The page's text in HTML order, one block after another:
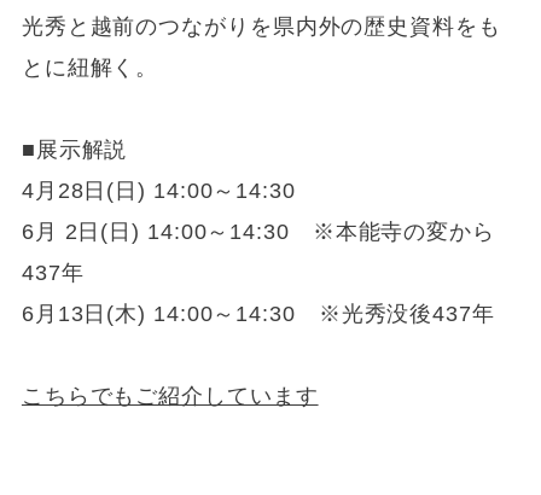
光秀と越前のつながりを県内外の歴史資料をも
とに紐解く。
■展示解説
4月28日(日) 14:00～14:30
6月 2日(日) 14:00～14:30 ※本能寺の変から
437年
6月13日(木) 14:00～14:30 ※光秀没後437年
こちらでもご紹介しています